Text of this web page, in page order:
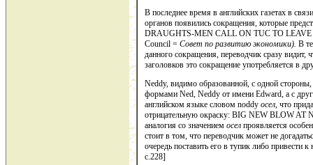
В последнее время в английских газетах в
органов появились сокращения, которые
DRAUGHTS-MEN CALL ON TUC TO LEAVE
Council = Совет по развитию экономики). В
данного сокращения, переводчик сразу
заголовков это сокращение употребляется в
Neddy, видимо образованной, с одной
формами Ned, Neddy от имени Edward, а с
английском языке словом noddy осел, что
отрицательную ок­раску: BIG NEW BLOW AT
аналогия со значением осел проявляется
стоит в том, что переводчик может не
очередь поста­вить его в тупик либо привести
c.228]